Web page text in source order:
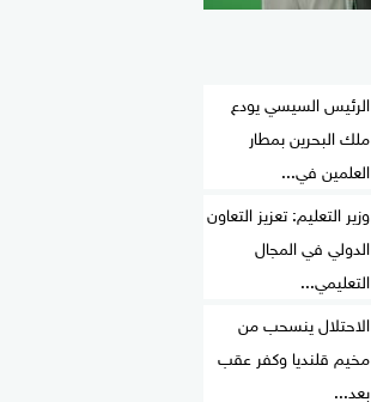
الرئيس السيسي يودع
ملك البحرين بمطار
العلمين في...
وزير التعليم: تعزيز التعاون
الدولي في المجال
التعليمي...
الاحتلال ينسحب من
مخيم قلنديا وكفر عقب
بعد...